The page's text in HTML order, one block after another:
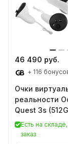
46 490 руб.
+ 116
Очки
реальности
Quest 3s
Есть на
заказ